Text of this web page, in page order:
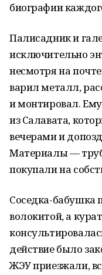
биографии
Палисадник и
исключительно
несмотря на
варил металл,
и монтировал.
из Салавата,
вечерами и
Материалы —
покупали на
Соседка-бабушка
волокитой, а
действие было
ЖЭУ приезжали,